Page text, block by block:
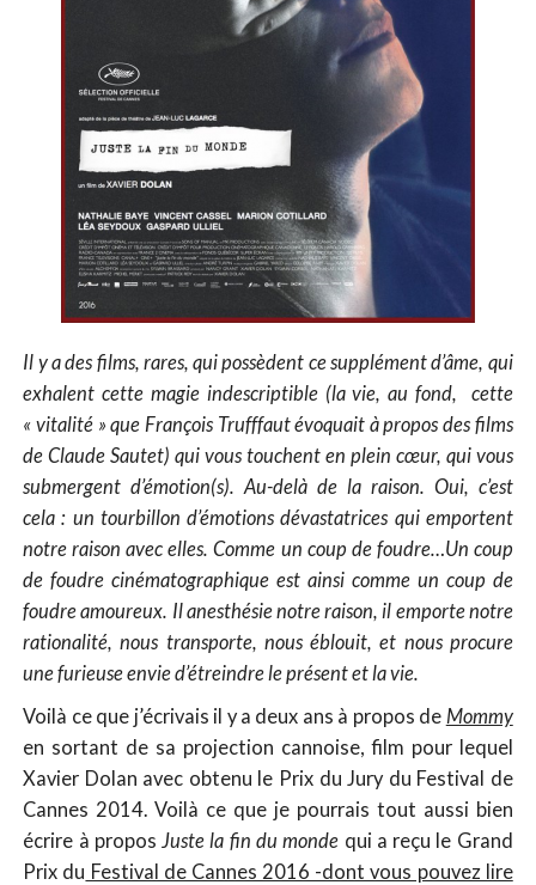
Il y a des films, rares, qui possèdent ce supplément d’âme, qui
exhalent cette magie indescriptible (la vie, au fond, cette
« vitalité » que François Trufffaut évoquait à propos des films
de Claude Sautet) qui vous touchent en plein cœur, qui vous
submergent d’émotion(s). Au-delà de la raison. Oui, c’est
cela : un tourbillon d’émotions dévastatrices qui emportent
notre raison avec elles. Comme un coup de foudre…Un coup
de foudre cinématographique est ainsi comme un coup de
foudre amoureux. Il anesthésie notre raison, il emporte notre
rationalité, nous transporte, nous éblouit, et nous procure
une furieuse envie d’étreindre le présent et la vie.
Voilà ce que j’écrivais il y a deux ans à propos de Mommy
en sortant de sa projection cannoise, film pour lequel
Xavier Dolan avec obtenu le Prix du Jury du Festival de
Cannes 2014. Voilà ce que je pourrais tout aussi bien
écrire à proposJuste la fin du monde qui a reçu le Grand
Prix du Festival de Cannes 2016 -dont vous pouvez lire